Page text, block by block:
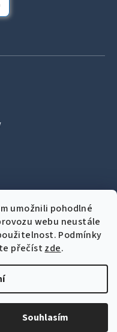
umožnili pohodlné
webu neustále
Podmínky
přečíst zde.
Souhlasím
cookies